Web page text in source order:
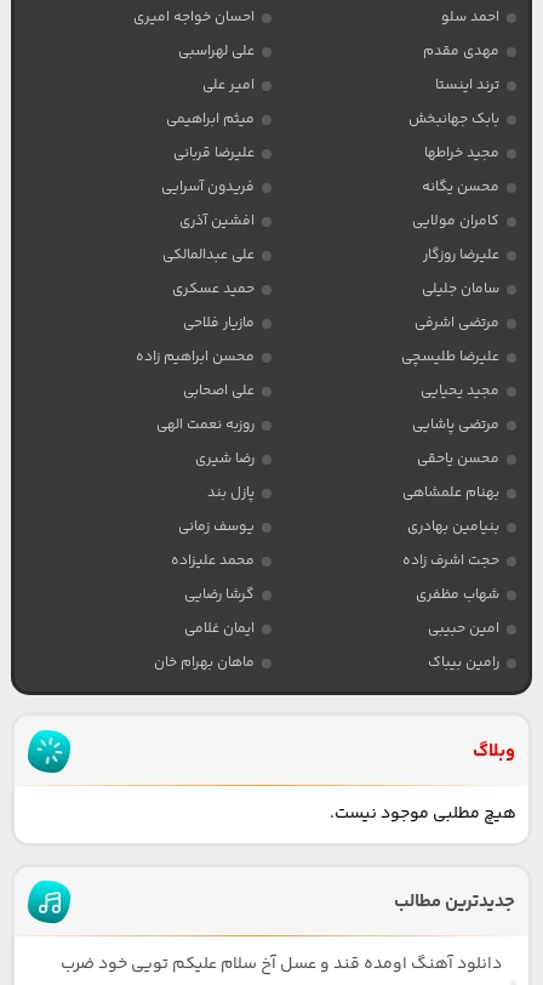
احمد سلو
احسان خواجه امیری
مهدی مقدم
علی لهراسبی
ترند اینستا
امیر علی
بابک جهانبخش
میثم ابراهیمی
مجید خراطها
علیرضا قربانی
محسن یگانه
فریدون آسرایی
کامران مولایی
افشین آذری
علیرضا روزگار
علی عبدالمالکی
سامان جلیلی
حمید عسکری
مرتضی اشرفی
مازیار فلاحی
علیرضا طلیسچی
محسن ابراهیم زاده
مجید یحیایی
علی اصحابی
مرتضی پاشایی
روزبه نعمت الهی
محسن یاحقی
رضا شیری
بهنام علمشاهی
پازل بند
بنیامین بهادری
یوسف زمانی
حجت اشرف زاده
محمد علیزاده
شهاب مظفری
گرشا رضایی
امین حبیبی
ایمان غلامی
رامین بیباک
ماهان بهرام خان
وبلاگ
هیچ مطلبی موجود نیست.
جدیدترین مطالب
دانلود آهنگ اومده قند و عسل آخ سلام علیکم تویی خود ضرب